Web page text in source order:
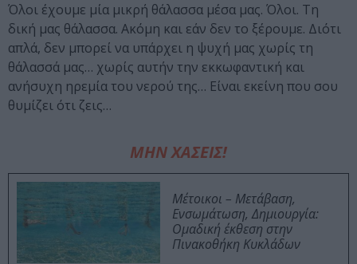
Όλοι έχουμε μία μικρή θάλασσα μέσα μας. Όλοι. Τη
δική μας θάλασσα. Ακόμη και εάν δεν το ξέρουμε. Διότι
απλά, δεν μπορεί να υπάρχει η ψυχή μας χωρίς τη
θάλασσά μας… χωρίς αυτήν την εκκωφαντική και
ανήσυχη ηρεμία του νερού της… Είναι εκείνη που σου
θυμίζει ότι ζεις…
ΜΗΝ ΧΑΣΕΙΣ!
Μέτοικοι – Μετάβαση,
Ενσωμάτωση, Δημιουργία:
Ομαδική έκθεση στην
Πινακοθήκη Κυκλάδων